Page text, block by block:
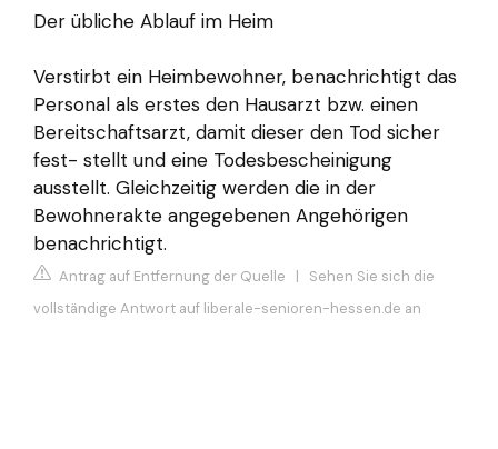
Der übliche Ablauf im Heim
Verstirbt ein Heimbewohner, benachrichtigt das
Personal als erstes den Hausarzt bzw. einen
Bereitschaftsarzt, damit dieser den Tod sicher
fest- stellt und eine Todesbescheinigung
ausstellt. Gleichzeitig werden die in der
Bewohnerakte angegebenen Angehörigen
benachrichtigt.
Antrag auf Entfernung der Quelle | Sehen Sie sich die
vollständige Antwort auf liberale-senioren-hessen.de an